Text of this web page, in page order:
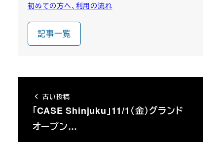
初めての方へ、利用の流れ
記事一覧
古い投稿
「CASE Shinjuku」11/1（金）グランド
オープン…